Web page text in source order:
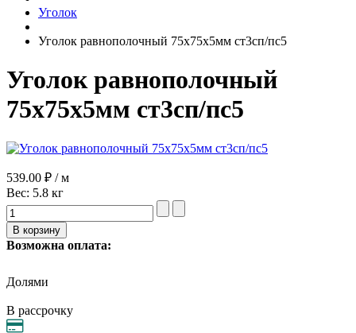
Уголок
Уголок равнополочный 75х75х5мм ст3сп/пс5
Уголок равнополочный
75х75х5мм ст3сп/пс5
539.00 ₽ / м
Вес: 5.8 кг
Возможна оплата:
Долями
В рассрочку